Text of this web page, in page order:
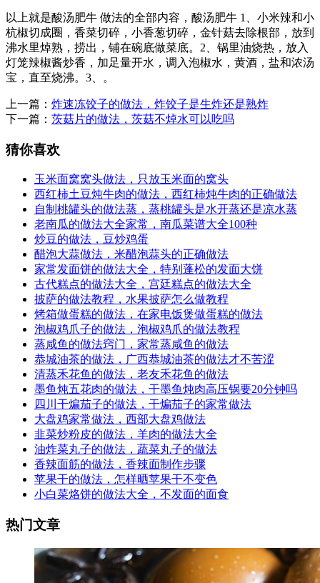
以上就是酸汤肥牛 做法的全部内容，酸汤肥牛 1、小米辣和小
杭椒切成圈，香菜切碎，小香葱切碎，金针菇去除根部，放到
沸水里焯熟，捞出，铺在碗底做菜底。2、锅里油烧热，放入
灯笼辣椒酱炒香，加足量开水，调入泡椒水，黄酒，盐和浓汤
宝，直至烧沸。3、。
上一篇： 炸速冻饺子的做法，炸饺子是生炸还是熟炸
下一篇： 茨菇片的做法，茨菇不焯水可以吃吗
猜你喜欢
玉米面窝窝头做法，只放玉米面的窝头
西红柿土豆炖牛肉的做法，西红柿炖牛肉的正确做法
自制桃罐头的做法蒸，蒸桃罐头是水开蒸还是凉水蒸
老南瓜的做法大全家常，南瓜菜谱大全100种
炒豆的做法，豆炒鸡蛋
醋泡大蒜做法，米醋泡蒜头的正确做法
家常发面饼的做法大全，特别蓬松的发面大饼
古代糕点的做法大全，宫廷糕点的做法大全
披萨的做法教程，水果披萨怎么做教程
烤箱做蛋糕的做法，在家电饭煲做蛋糕的做法
泡椒鸡爪子的做法，泡椒鸡爪的做法教程
蒸咸鱼的做法窍门，家常蒸咸鱼的做法
恭城油茶的做法，广西恭城油茶的做法才不苦涩
清蒸禾花鱼的做法，老友禾花鱼的做法
墨鱼炖五花肉的做法，干墨鱼炖肉高压锅要20分钟吗
四川干煸茄子的做法，干煸茄子的家常做法
大盘鸡家常做法，西部大盘鸡做法
韭菜炒粉皮的做法，羊肉的做法大全
油炸菜丸子的做法，蔬菜丸子的做法
香辣面筋的做法，香辣面制作步骤
苹果干的做法，怎样晒苹果干不变色
小白菜烙饼的做法大全，不发面的面食
热门文章